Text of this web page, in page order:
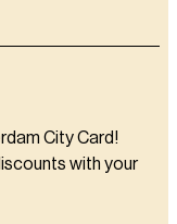
City Card!
with your